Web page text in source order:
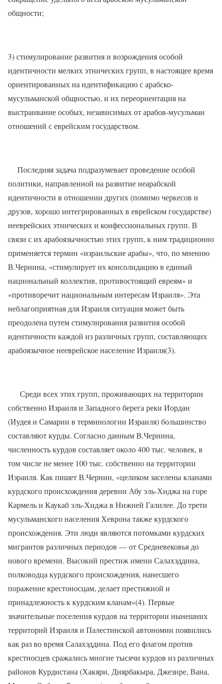
общности;
3) стимулирование развития и возрождения особой
идентичности мелких этнических групп, в настоящее время
ориентированных на идентификацию с арабско-
мусульманской общностью, и их переориентация на
выстраивание особых, независимых от арабов-мусульман
отношений с еврейским государством.
Последняя задача подразумевает проведение особой
политики, направленной на развитие неарабской
идентичности в отношении других (помимо черкесов и
друзов, хорошо интегрированных в еврейском государстве)
нееврейских этнических и конфессиональных групп. В
связи с их арабоязычностью этих групп, к ним традиционно
применяется термин «израильские арабы», что, по мнению
В.Чернина, «стимулирует их консолидацию в единый
национальный коллектив, противостоящий евреям» и
«противоречит национальным интересам Израиля». Эта
неблагоприятная для Израиля ситуация может быть
преодолена путем стимулирования развития особой
идентичности каждой из различных групп, составляющих
арабоязычное нееврейское население Израиля(3).
Среди всех этих групп, проживающих на территории
собственно Израиля и Западного берега реки Иордан
(Иудея и Самарии в терминологии Израиля) большинство
составляют курды. Согласно данным В.Чернина,
численность курдов составляет около 400 тыс. человек, в
том числе не менее 100 тыс. собственно на территории
Израиля. Как пишет В.Чернин, «целиком заселены кланами
курдского происхождения деревни Абу эль-Хиджа на горе
Кармель и Каукаб эль-Хиджа в Нижней Галилее. До трети
мусульманского населения Хеврона также курдского
происхождения. Эти люди являются потомками курдских
мигрантов различных периодов — от Средневековья до
нового времени. Высокий престиж имени Салахэддина,
полководца курдского происхождения, нанесшего
поражение крестоносцам, делает престижной и
принадлежность к курдским кланам»(4). Первые
значительные поселения курдов на территории нынешних
территорий Израиля и Палестинской автономии появились
как раз во время Салахэддина. Под его флагом против
крестносцев сражались многие тысячи курдов из различных
районов Курдистана (Хакяри, Диярбакыра, Джезире, Вана,